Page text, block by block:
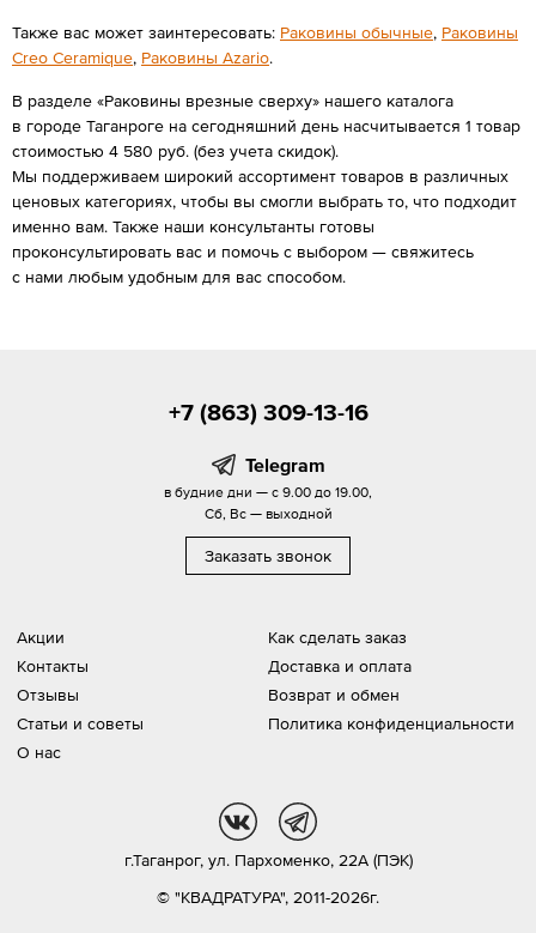
Также вас может заинтересовать: Раковины обычные, Раковины
Creo Ceramique, Раковины Azario.
В разделе «Раковины врезные сверху» нашего каталога
в городе Таганроге на сегодняшний день насчитывается 1 товар
стоимостью 4 580 руб. (без учета скидок).
Мы поддерживаем широкий ассортимент товаров в различных
ценовых категориях, чтобы вы смогли выбрать то, что подходит
именно вам. Также наши консультанты готовы
проконсультировать вас и помочь с выбором — свяжитесь
с нами любым удобным для вас способом.
Акции
Контакты
Отзывы
Статьи и советы
О нас
Как сделать заказ
Доставка и оплата
Возврат и обмен
Политика конфиденциальности
+7 (863) 309-13-16
Telegram
в будние дни — с 9.00 до 19.00,
Сб, Вс — выходной
Заказать звонок
© "КВАДРАТУРА", 2011-2026г.
г.Таганрог, ул. Пархоменко, 22А (ПЭК)
vk